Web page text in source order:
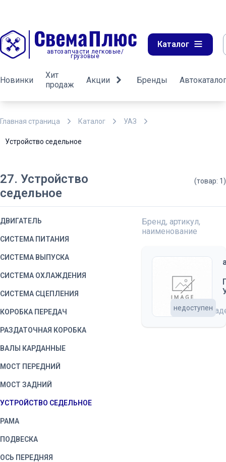
автозапчасти легковые/
грузовые
Каталог
Новинки
Хит
продаж
Акции Бренды Автокаталог
Главная страница Каталог УАЗ
Устройство седельное
27. Устройство
седельное
(товар: 1)
ДВИГАТЕЛЬ
СИСТЕМА ПИТАНИЯ
СИСТЕМА ВЫПУСКА
СИСТЕМА ОХЛАЖДЕНИЯ
СИСТЕМА СЦЕПЛЕНИЯ
КОРОБКА ПЕРЕДАЧ
РАЗДАТОЧНАЯ КОРОБКА
ВАЛЫ КАРДАННЫЕ
МОСТ ПЕРЕДНИЙ
МОСТ ЗАДНИЙ
УСТРОЙСТВО СЕДЕЛЬНОЕ
РАМА
ПОДВЕСКА
ОСЬ ПЕРЕДНЯЯ
Бренд, артикул,
наименование
на
недоступен